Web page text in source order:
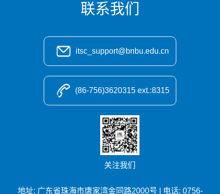
更新时间: 2026年07月06日联系我们
itsc_support@bnbu.edu.cn
(86-756)3620315 ext.:8315
关注我们
地址: 广东省珠海市唐家湾金同路2000号 | 电话: 0756-